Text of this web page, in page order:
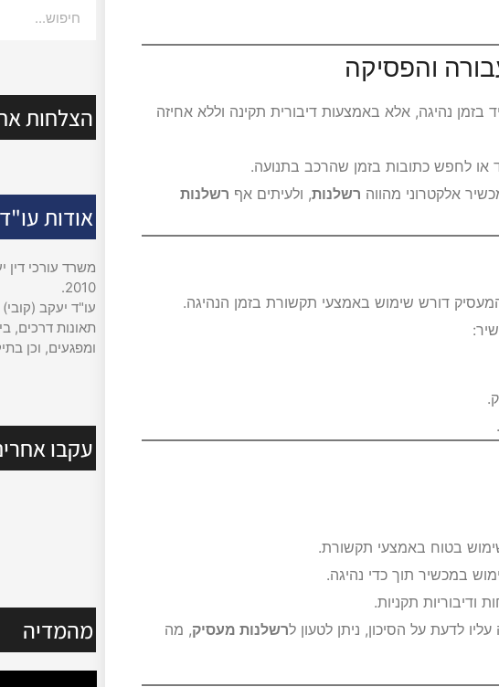
והפסיקה
בזמן נהיגה, אלא באמצעות דיבורית תקינה וללא אחיזה
אלקטרוני מהווה רשלנות, ולעיתים אף רשלנות
דורש שימוש באמצעי תקשורת בזמן הנהיגה.
בטוח באמצעי תקשורת.
במכשיר תוך כדי נהיגה.
ודיבוריות תקניות.
לדעת על הסיכון, ניתן לטעון לרשלנות מעסיק, מה
הצלחות
אודות
משרד עורכי דין
2010.
עו"ד יעקב
תאונות דרכים,
ומפגעים, וכן
עקבו
מהמדיה